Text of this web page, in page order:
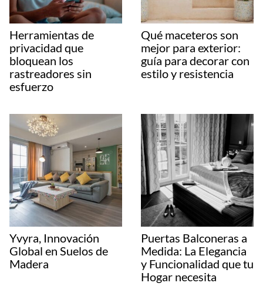
Herramientas de
privacidad que
bloquean los
rastreadores sin
esfuerzo
Qué maceteros son
mejor para exterior:
guía para decorar con
estilo y resistencia
Yvyra, Innovación
Global en Suelos de
Madera
Puertas Balconeras a
Medida: La Elegancia
y Funcionalidad que tu
Hogar necesita